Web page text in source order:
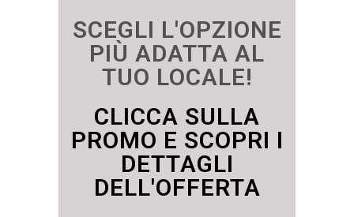
SCEGLI L'OPZIONE
PIÙ ADATTA AL
TUO LOCALE!
CLICCA SULLA
PROMO E SCOPRI I
DETTAGLI
DELL'OFFERTA